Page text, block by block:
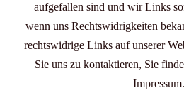
aufgefallen sind und wir Links
wenn uns Rechtswidrigkeiten
rechtswidrige Links auf unserer
Sie uns zu kontaktieren, Sie
Impressum.